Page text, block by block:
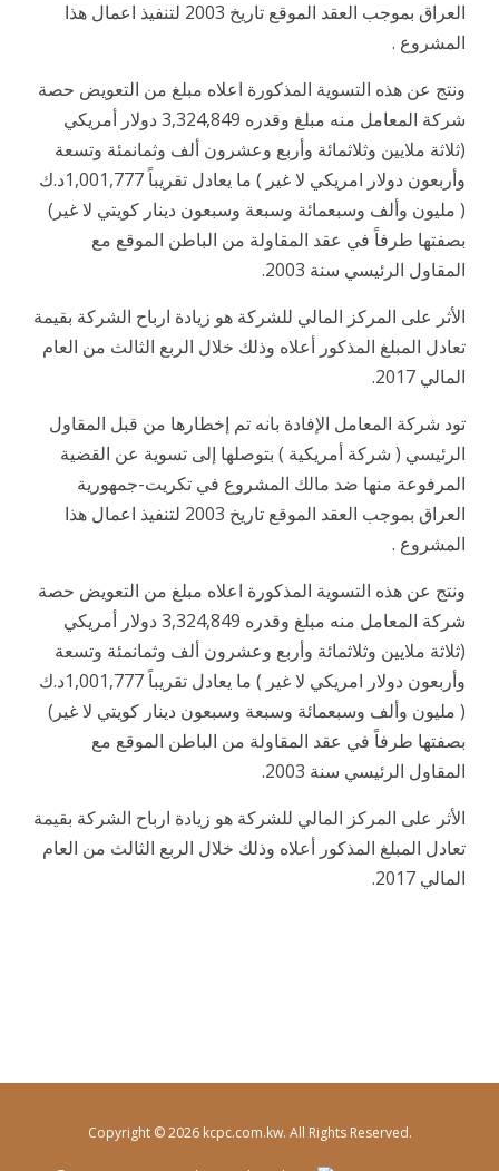
العراق بموجب العقد الموقع تاريخ 2003 لتنفيذ اعمال هذا
المشروع .
ونتج عن هذه التسوية المذكورة اعلاه مبلغ من التعويض حصة
شركة المعامل منه مبلغ وقدره 3,324,849 دولار أمريكي
(ثلاثة ملايين وثلاثمائة وأربع وعشرون ألف وثمانمئة وتسعة
وأربعون دولار امريكي لا غير ) ما يعادل تقريباً 1,001,777د.ك
( مليون وألف وسبعمائة وسبعة وسبعون دينار كويتي لا غير)
بصفتها طرفاً في عقد المقاولة من الباطن الموقع مع
المقاول الرئيسي سنة 2003.
الأثر على المركز المالي للشركة هو زيادة ارباح الشركة بقيمة
تعادل المبلغ المذكور أعلاه وذلك خلال الربع الثالث من العام
المالي 2017.
تود شركة المعامل الإفادة بانه تم إخطارها من قبل المقاول
الرئيسي ( شركة أمريكية ) بتوصلها إلى تسوية عن القضية
المرفوعة منها ضد مالك المشروع في تكريت-جمهورية
العراق بموجب العقد الموقع تاريخ 2003 لتنفيذ اعمال هذا
المشروع .
ونتج عن هذه التسوية المذكورة اعلاه مبلغ من التعويض حصة
شركة المعامل منه مبلغ وقدره 3,324,849 دولار أمريكي
(ثلاثة ملايين وثلاثمائة وأربع وعشرون ألف وثمانمئة وتسعة
وأربعون دولار امريكي لا غير ) ما يعادل تقريباً 1,001,777د.ك
( مليون وألف وسبعمائة وسبعة وسبعون دينار كويتي لا غير)
بصفتها طرفاً في عقد المقاولة من الباطن الموقع مع
المقاول الرئيسي سنة 2003.
الأثر على المركز المالي للشركة هو زيادة ارباح الشركة بقيمة
تعادل المبلغ المذكور أعلاه وذلك خلال الربع الثالث من العام
المالي 2017.
Copyright © 2026 kcpc.com.kw. All Rights Reserved.